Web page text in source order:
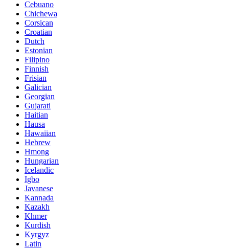
Cebuano
Chichewa
Corsican
Croatian
Dutch
Estonian
Filipino
Finnish
Frisian
Galician
Georgian
Gujarati
Haitian
Hausa
Hawaiian
Hebrew
Hmong
Hungarian
Icelandic
Igbo
Javanese
Kannada
Kazakh
Khmer
Kurdish
Kyrgyz
Latin